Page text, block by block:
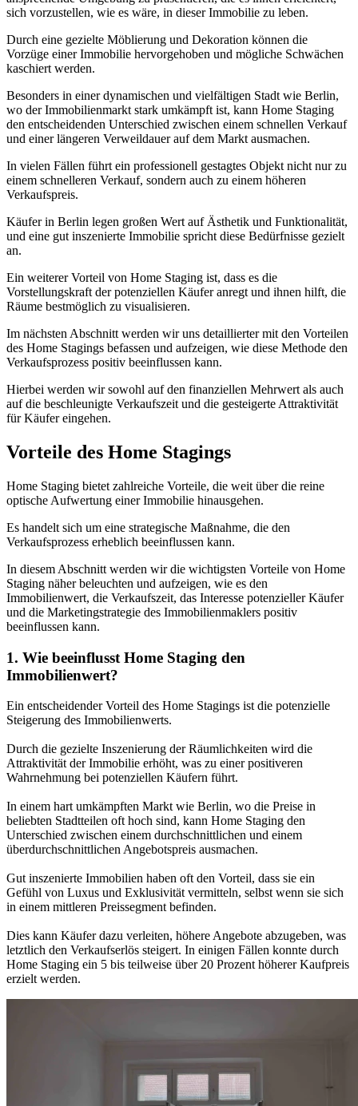
sich vorzustellen, wie es wäre, in dieser Immobilie zu leben.
Durch eine gezielte Möblierung und Dekoration können die
Vorzüge einer Immobilie hervorgehoben und mögliche Schwächen
kaschiert werden.
Besonders in einer dynamischen und vielfältigen Stadt wie Berlin,
wo der Immobilienmarkt stark umkämpft ist, kann Home Staging
den entscheidenden Unterschied zwischen einem schnellen Verkauf
und einer längeren Verweildauer auf dem Markt ausmachen.
In vielen Fällen führt ein professionell gestagtes Objekt nicht nur zu
einem schnelleren Verkauf, sondern auch zu einem höheren
Verkaufspreis.
Käufer in Berlin legen großen Wert auf Ästhetik und Funktionalität,
und eine gut inszenierte Immobilie spricht diese Bedürfnisse gezielt
an.
Ein weiterer Vorteil von Home Staging ist, dass es die
Vorstellungskraft der potenziellen Käufer anregt und ihnen hilft, die
Räume bestmöglich zu visualisieren.
Im nächsten Abschnitt werden wir uns detaillierter mit den Vorteilen
des Home Stagings befassen und aufzeigen, wie diese Methode den
Verkaufsprozess positiv beeinflussen kann.
Hierbei werden wir sowohl auf den finanziellen Mehrwert als auch
auf die beschleunigte Verkaufszeit und die gesteigerte Attraktivität
für Käufer eingehen.
Vorteile des Home Stagings
Home Staging bietet zahlreiche Vorteile, die weit über die reine
optische Aufwertung einer Immobilie hinausgehen.
Es handelt sich um eine strategische Maßnahme, die den
Verkaufsprozess erheblich beeinflussen kann.
In diesem Abschnitt werden wir die wichtigsten Vorteile von Home
Staging näher beleuchten und aufzeigen, wie es den
Immobilienwert, die Verkaufszeit, das Interesse potenzieller Käufer
und die Marketingstrategie des Immobilienmaklers positiv
beeinflussen kann.
1. Wie beeinflusst Home Staging den
Immobilienwert?
Ein entscheidender Vorteil des Home Stagings ist die potenzielle
Steigerung des Immobilienwerts.
Durch die gezielte Inszenierung der Räumlichkeiten wird die
Attraktivität der Immobilie erhöht, was zu einer positiveren
Wahrnehmung bei potenziellen Käufern führt.
In einem hart umkämpften Markt wie Berlin, wo die Preise in
beliebten Stadtteilen oft hoch sind, kann Home Staging den
Unterschied zwischen einem durchschnittlichen und einem
überdurchschnittlichen Angebotspreis ausmachen.
Gut inszenierte Immobilien haben oft den Vorteil, dass sie ein
Gefühl von Luxus und Exklusivität vermitteln, selbst wenn sie sich
in einem mittleren Preissegment befinden.
Dies kann Käufer dazu verleiten, höhere Angebote abzugeben, was
letztlich den Verkaufserlös steigert. In einigen Fällen konnte durch
Home Staging ein 5 bis teilweise über 20 Prozent höherer Kaufpreis
erzielt werden.